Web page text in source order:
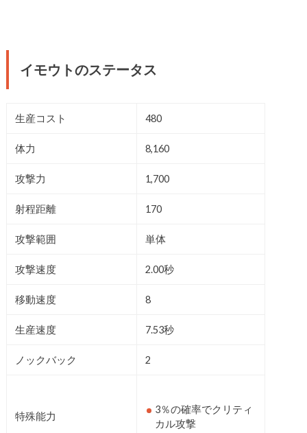
イモウトのステータス
生産コスト 480
体力 8,160
攻撃力 1,700
射程距離 170
攻撃範囲 単体
攻撃速度 2.00秒
移動速度 8
生産速度 7.53秒
ノックバック 2
特殊能力
3％の確率でクリティ
カル攻撃